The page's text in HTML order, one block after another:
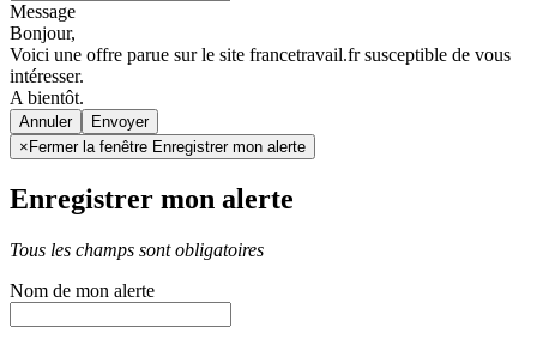
Message
Bonjour,
Voici une offre parue sur le site francetravail.fr susceptible de vous
intéresser.
A bientôt.
Annuler
× Fermer la fenêtre Enregistrer mon alerte
Enregistrer mon alerte
Tous les champs sont obligatoires
Nom de mon alerte